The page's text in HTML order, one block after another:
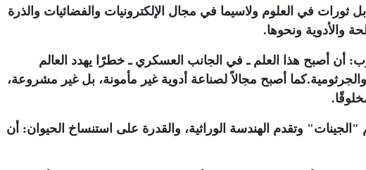
بل ثورات في العلوم ولاسيما في مجال الإلكترونيات والفضائيات والذرة
والأدوية ونحوها.
أن أصبح هذا العلم ـ في الجانب العسكري ـ خطرًا يهدد العالم
أصبح مجالاً لصناعة أدوية غير مأمونة، بل غير مشروعة،
وتقدم الهندسة الوراثية، والقدرة على استنساخ الحيوان: أن